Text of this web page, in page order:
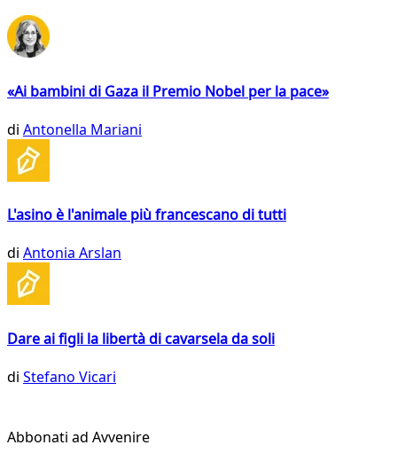
«Ai bambini di Gaza il Premio Nobel per la pace»
di Antonella Mariani
L'asino è l'animale più francescano di tutti
di Antonia Arslan
Dare ai figli la libertà di cavarsela da soli
di Stefano Vicari
Abbonati ad Avvenire